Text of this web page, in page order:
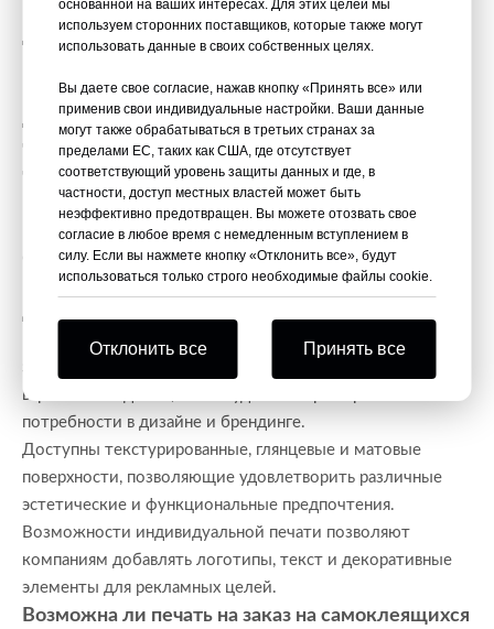
временных работ.
Для изменения положения некоторые листы имеют
корректировки перед окончательным приклеиванием.
Для удаления остатков клея можно использовать мягкие
чистящие средства или средства для удаления клея,
чтобы получить чистую поверхность.
Можно ли изготовить
самоклеящиеся ПВХ-листы на заказ?
Какие варианты индивидуализации доступны
для самоклеящихся ПВХ-листов?
Производители предлагают изготовление продукции на
заказ по индивидуальным размерам, цветам, узорам и
вариантам отделки, чтобы удовлетворить различные
потребности в дизайне и брендинге.
Доступны текстурированные, глянцевые и матовые
поверхности, позволяющие удовлетворить различные
эстетические и функциональные предпочтения.
Возможности индивидуальной печати позволяют
компаниям добавлять логотипы, текст и декоративные
элементы для рекламных целей.
Возможна ли печать на заказ на самоклеящихся
основанной на ваших интересах. Для этих целей мы
используем сторонних поставщиков, которые также могут
использовать данные в своих собственных целях.
Вы даете свое согласие, нажав кнопку «Принять все» или
применив свои индивидуальные настройки. Ваши данные
могут также обрабатываться в третьих странах за
пределами ЕС, таких как США, где отсутствует
соответствующий уровень защиты данных и где, в
частности, доступ местных властей может быть
неэффективно предотвращен. Вы можете отозвать свое
согласие в любое время с немедленным вступлением в
силу. Если вы нажмете кнопку «Отклонить все», будут
использоваться только строго необходимые файлы cookie.
Отклонить все Принять все